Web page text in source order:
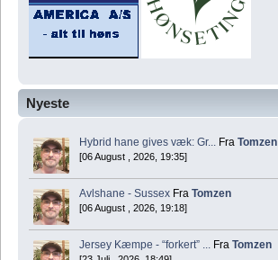
Nyeste
Hybrid hane gives væk: Gr... Fra Tomzen
[06 August , 2026, 19:35]
Avlshane - Sussex Fra Tomzen
[06 August , 2026, 19:18]
Jersey Kæmpe - “forkert” ... Fra Tomzen